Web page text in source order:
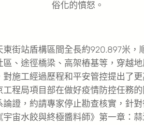
俗化的憤怒。
站盾構區間全長約920.897米，
、途徑橋梁、高架樁基等，穿越
施工經過歷程和平安管控提出了
程局項目部在做好疫情防控任務
證，約請專家停止勘查核實，針
宙水餃與終極醬料師》第一章：